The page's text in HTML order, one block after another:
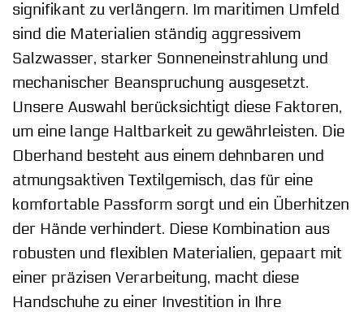
signifikant zu verlängern. Im maritimen Umfeld
sind die Materialien ständig aggressivem
Salzwasser, starker Sonneneinstrahlung und
mechanischer Beanspruchung ausgesetzt.
Unsere Auswahl berücksichtigt diese Faktoren,
um eine lange Haltbarkeit zu gewährleisten. Die
Oberhand besteht aus einem dehnbaren und
atmungsaktiven Textilgemisch, das für eine
komfortable Passform sorgt und ein Überhitzen
der Hände verhindert. Diese Kombination aus
robusten und flexiblen Materialien, gepaart mit
einer präzisen Verarbeitung, macht diese
Handschuhe zu einer Investition in Ihre